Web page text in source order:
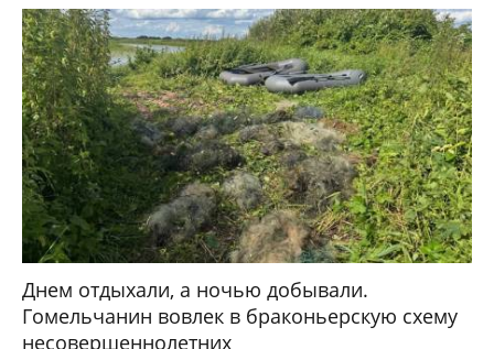
Днем отдыхали, а ночью добывали.
Гомельчанин вовлек в браконьерскую схему
несовершеннолетних